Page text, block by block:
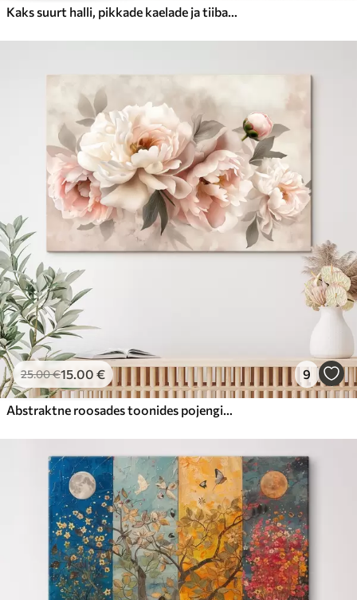
Kaks suurt halli, pikkade kaelade ja tiibadega kraanat, mis seisavad puudest ümbritsetud udujärves
25.00€15.00 € 9
Abstraktne roosades toonides pojengide kimp